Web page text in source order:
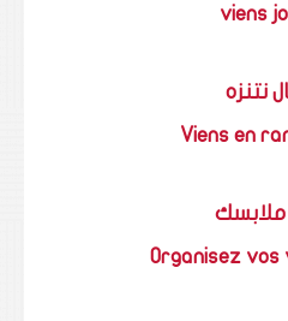
viens
نتنزه
Viens en
ملابسك
Organisez